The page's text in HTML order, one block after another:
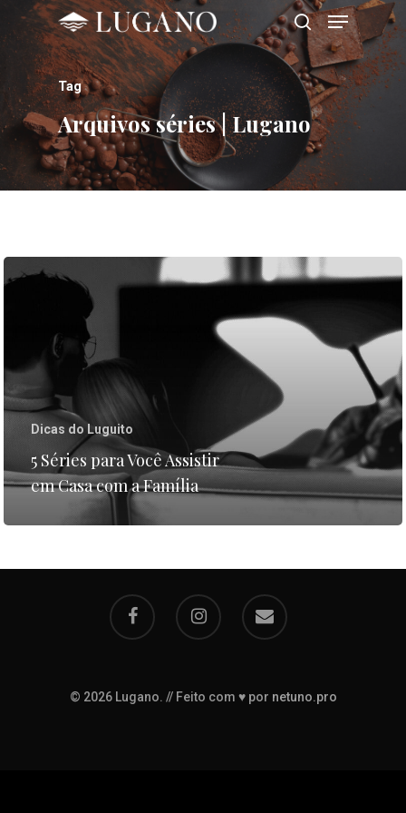
Hit enter to search or ESC to close
Tag
Arquivos séries | Lugano
Dicas do Luguito
5 Séries para Você Assistir
em Casa com a Família
© 2026 Lugano. // Feito com ♥ por netuno.pro
SOBRE
NOVIDADES
Entre em contato
T:+55 51 40 3629 4753
E: